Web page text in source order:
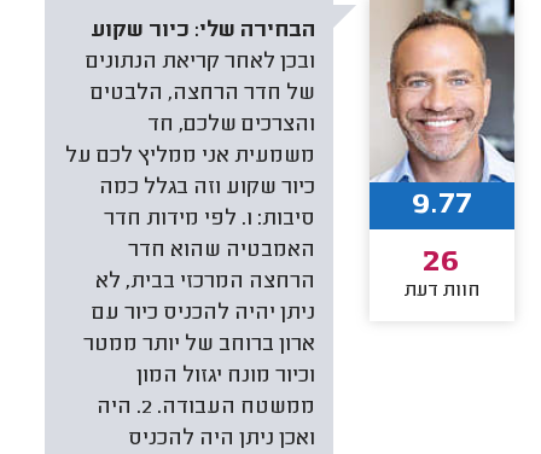
הבחירה שלי: כיור שקוע
ובכן לאחר קריאת הנתונים
של חדר הרחצה, הלבטים
והצרכים שלכם, חד
משמעית אני ממליץ לכם על
כיור שקוע וזה בגלל כמה
סיבות: 1. לפי מידות חדר
האמבטיה שהוא חדר
הרחצה המרכזי בבית, לא
ניתן יהיה להכניס כיור עם
ארון ברוחב של יותר ממטר
וכיור מונח יגזול המון
ממשטח העבודה. 2. היה
ואכן ניתן היה להכניס
9.77
26
חוות דעת